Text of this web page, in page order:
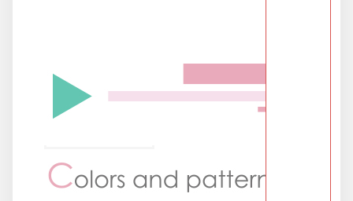
防颱備品安心準備
冬季專區